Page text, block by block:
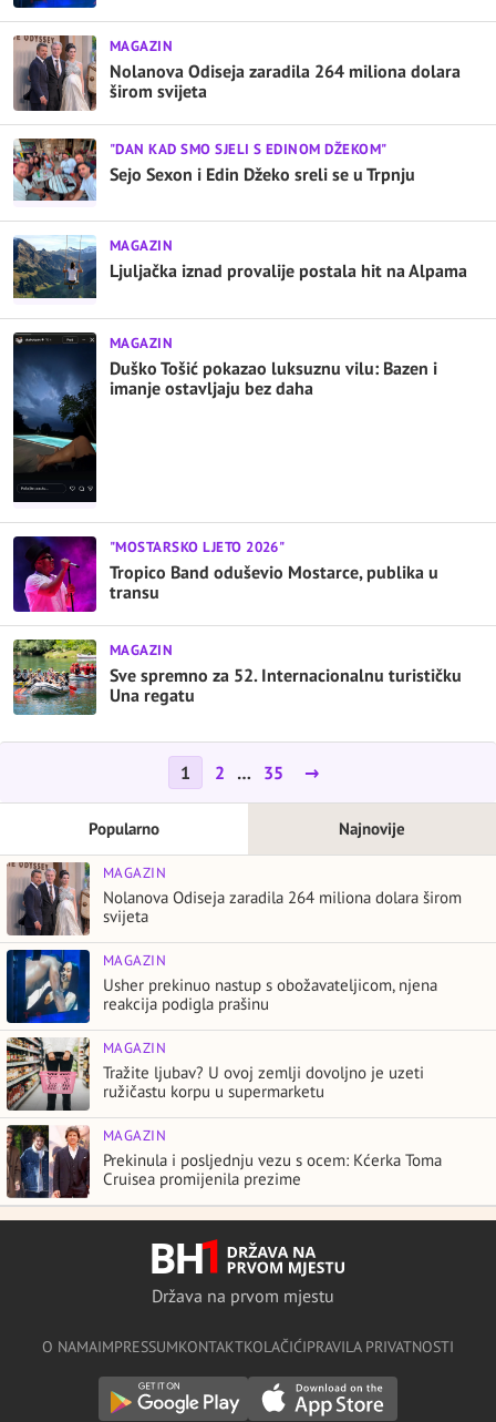
MAGAZIN
Nolanova Odiseja zaradila 264 miliona dolara
širom svijeta
"DAN KAD SMO SJELI S EDINOM DŽEKOM"
Sejo Sexon i Edin Džeko sreli se u Trpnju
MAGAZIN
Ljuljačka iznad provalije postala hit na Alpama
MAGAZIN
Duško Tošić pokazao luksuznu vilu: Bazen i
imanje ostavljaju bez daha
"MOSTARSKO LJETO 2026"
Tropico Band oduševio Mostarce, publika u
transu
MAGAZIN
Sve spremno za 52. Internacionalnu turističku
Una regatu
1 2 … 35 →
Popularno Najnovije
MAGAZIN
Nolanova Odiseja zaradila 264 miliona dolara širom
svijeta
MAGAZIN
Usher prekinuo nastup s obožavateljicom, njena
reakcija podigla prašinu
MAGAZIN
Tražite ljubav? U ovoj zemlji dovoljno je uzeti
ružičastu korpu u supermarketu
MAGAZIN
Prekinula i posljednju vezu s ocem: Kćerka Toma
Cruisea promijenila prezime
Država na prvom mjestu
O NAMAIMPRESSUMKONTAKTKOLAČIĆIPRAVILA PRIVATNOSTI